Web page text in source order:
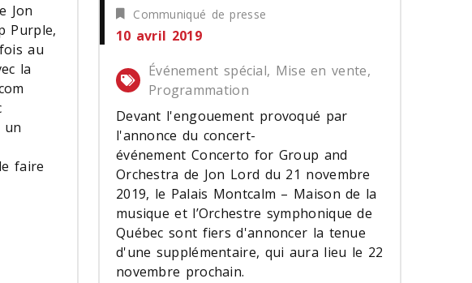
Jon
Purple,
au
la
un
faire
Communiqué de presse
10 avril 2019
Événement spécial, Mise en vente,
Programmation
Devant l'engouement provoqué par
l'annonce du concert-
événement Concerto for Group and
Orchestra de Jon Lord du 21 novembre
2019, le Palais Montcalm – Maison de la
musique et l’Orchestre symphonique de
Québec sont fiers d'annoncer la tenue
d'une supplémentaire, qui aura lieu le 22
novembre prochain.